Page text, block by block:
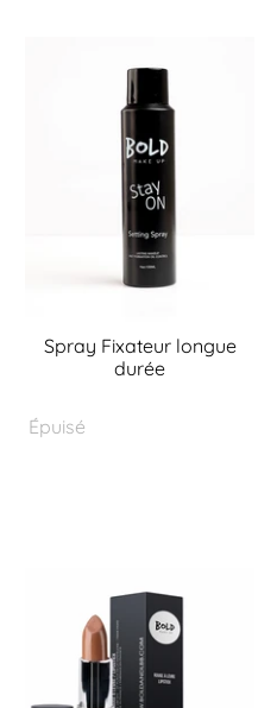
Spray Fixateur longue
durée
Épuisé